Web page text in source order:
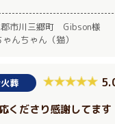
郡市川三郷町 Gibson様
んちゃん（猫）
葬
くださり感謝してます